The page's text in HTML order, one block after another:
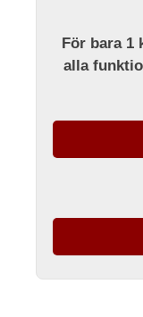
För bara 1
alla